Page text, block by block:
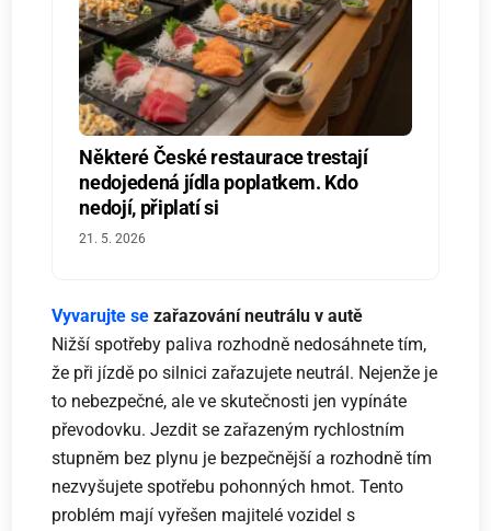
Některé České restaurace trestají
nedojedená jídla poplatkem. Kdo
nedojí, připlatí si
21. 5. 2026
Vyvarujte se zařazování neutrálu v autě
Nižší spotřeby paliva rozhodně nedosáhnete tím,
že při jízdě po silnici zařazujete neutrál. Nejenže je
to nebezpečné, ale ve skutečnosti jen vypínáte
převodovku. Jezdit se zařazeným rychlostním
stupněm bez plynu je bezpečnější a rozhodně tím
nezvyšujete spotřebu pohonných hmot. Tento
problém mají vyřešen majitelé vozidel s